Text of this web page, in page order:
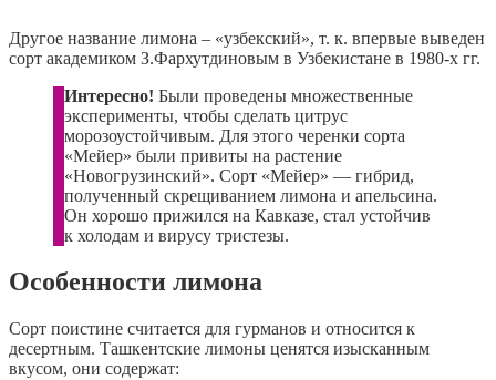
Другое название лимона – «узбекский», т. к. впервые выведен
сорт академиком З.Фархутдиновым в Узбекистане в 1980-х гг.
Интересно! Были проведены множественные
эксперименты, чтобы сделать цитрус
морозоустойчивым. Для этого черенки сорта
«Мейер» были привиты на растение
«Новогрузинский». Сорт «Мейер» — гибрид,
полученный скрещиванием лимона и апельсина.
Он хорошо прижился на Кавказе, стал устойчив
к холодам и вирусу тристезы.
Особенности лимона
Сорт поистине считается для гурманов и относится к
десертным. Ташкентские лимоны ценятся изысканным
вкусом, они содержат: